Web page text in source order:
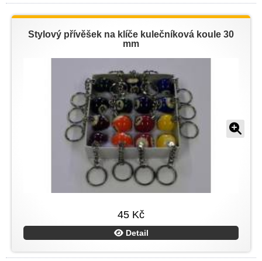
Stylový přívěšek na klíče kulečníková koule 30
mm
45 Kč
Detail